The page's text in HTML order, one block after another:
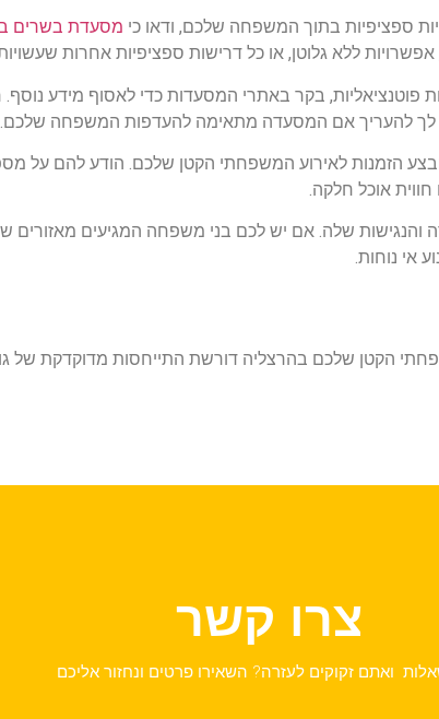
מסעדת בשרים
אפשרויות ללא גלוטן, או כל דרישות ספציפיות אחרות
פוטנציאליות, בקר באתרי המסעדות כדי לאסוף מידע
לך להעריך אם המסעדה מתאימה להעדפות המשפחה שלכם.
הזמנות לאירוע המשפחתי הקטן שלכם. הודע להם על
אוכל חלקה.
והנגישות שלה. אם יש לכם בני משפחה המגיעים מאזורים
אי נוחות.
הקטן שלכם בהרצליה דורשת התייחסות מדוקדקת של
צרו קשר
ואתם זקוקים לעזרה? השאירו פרטים ונחזור אליכם